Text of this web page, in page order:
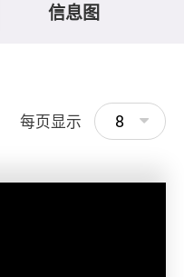
信息图
每页显示 8